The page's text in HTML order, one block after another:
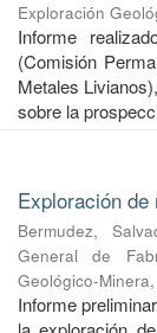
Exploración
Informe
(Comisión
Metales
sobre la
Exploración
Bermudez,
General de
Geológico-Minera,
Informe